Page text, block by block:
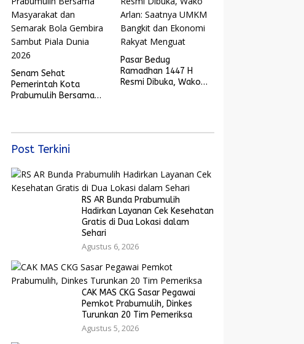
Senam Sehat
Pemerintah Kota
Prabumulih Bersama
Pasar Bedug
Ramadhan 1447 H
Resmi Dibuka, Wako
Post Terkini
RS AR Bunda Prabumulih
Hadirkan Layanan Cek Kesehatan
Gratis di Dua Lokasi dalam
Sehari
Agustus 6, 2026
CAK MAS CKG Sasar Pegawai
Pemkot Prabumulih, Dinkes
Turunkan 20 Tim Pemeriksa
Agustus 5, 2026